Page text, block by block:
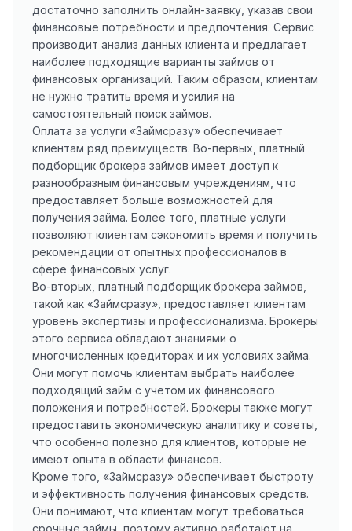
достаточно заполнить онлайн-заявку, указав свои
финансовые потребности и предпочтения. Сервис
производит анализ данных клиента и предлагает
наиболее подходящие варианты займов от
финансовых организаций. Таким образом, клиентам
не нужно тратить время и усилия на
самостоятельный поиск займов.
Оплата за услуги «Займсразу» обеспечивает
клиентам ряд преимуществ. Во-первых, платный
подборщик брокера займов имеет доступ к
разнообразным финансовым учреждениям, что
предоставляет больше возможностей для
получения займа. Более того, платные услуги
позволяют клиентам сэкономить время и получить
рекомендации от опытных профессионалов в
сфере финансовых услуг.
Во-вторых, платный подборщик брокера займов,
такой как «Займсразу», предоставляет клиентам
уровень экспертизы и профессионализма. Брокеры
этого сервиса обладают знаниями о
многочисленных кредиторах и их условиях займа.
Они могут помочь клиентам выбрать наиболее
подходящий займ с учетом их финансового
положения и потребностей. Брокеры также могут
предоставить экономическую аналитику и советы,
что особенно полезно для клиентов, которые не
имеют опыта в области финансов.
Кроме того, «Займсразу» обеспечивает быстроту
и эффективность получения финансовых средств.
Они понимают, что клиентам могут требоваться
срочные займы, поэтому активно работают на